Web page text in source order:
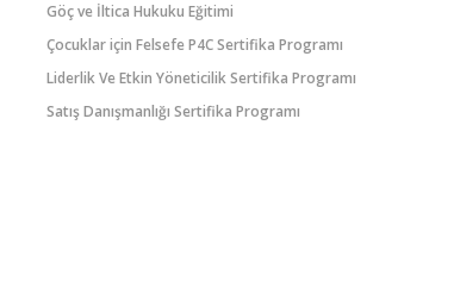
Göç ve İltica Hukuku Eğitimi
Çocuklar için Felsefe P4C Sertifika Programı
Liderlik Ve Etkin Yöneticilik Sertifika Programı
Satış Danışmanlığı Sertifika Programı